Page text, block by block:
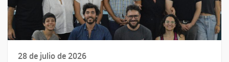
28 de julio de 2026